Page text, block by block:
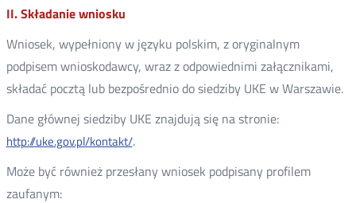
II. Składanie wniosku
Wniosek, wypełniony w języku polskim, z oryginalnym
podpisem wnioskodawcy, wraz z odpowiednimi załącznikami,
składać pocztą lub bezpośrednio do siedziby UKE w Warszawie.
Dane głównej siedziby UKE znajdują się na stronie:
http://uke.gov.pl/kontakt/.
Może być również przesłany wniosek podpisany profilem
zaufanym: